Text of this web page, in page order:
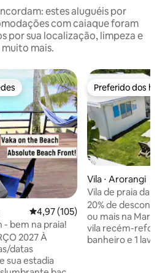
estes aluguéis por
com caiaque foram
por sua localização, limpeza e
muito mais.
dos hóspedes
4,97 de uma avaliação média de
4,97 (105)
- bem na praia!
2027 À
Preferido dos
Preferido dos
Vila ⋅ Arorangi
Vila de praia da
20% de desconto
ou mais na
vila recém-
banheiro e 1